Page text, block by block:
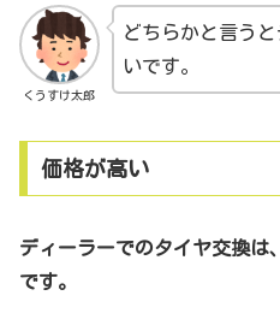
くうすけ太郎
どちらかと言う
いです。
価格が高い
ディーラーでのタイヤ交換は
です。